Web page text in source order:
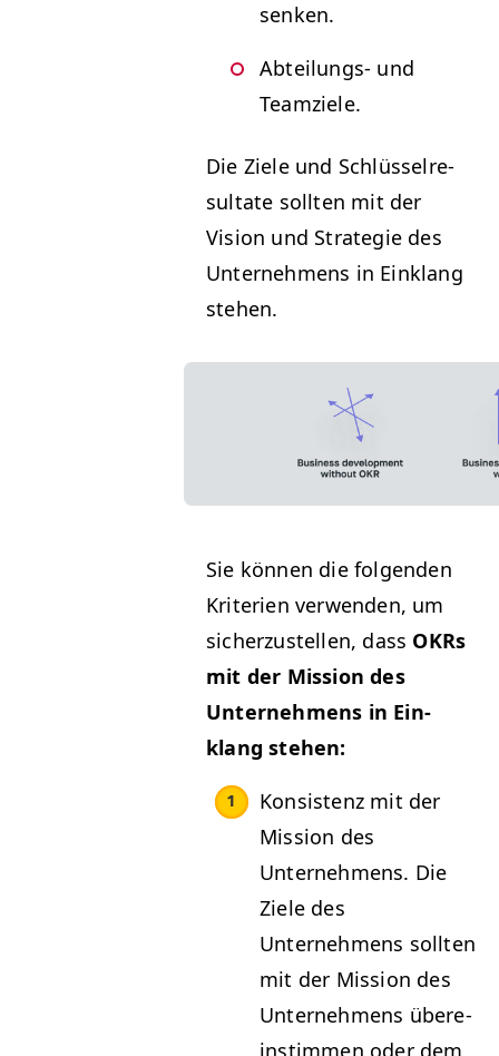
senken.
Abteilungs- und
Teamziele.
Die Ziele und Schlüs­sel­re­
sul­tate soll­ten mit der
Vision und Strate­gie des
Unternehmens in Ein­klang
stehen.
Sie kön­nen die fol­gen­den
Kri­te­rien ver­wen­den, um
sicherzustellen, dass OKRs
mit der Mis­sion des
Unternehmens in Ein­
klang stehen:
Kon­sis­tenz mit der
Mis­sion des
Unternehmens. Die
Ziele des
Unternehmens soll­ten
mit der Mis­sion des
Unternehmens übere­